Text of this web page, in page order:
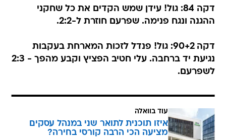
דקה 84: גול! עידן שמש הקדים את כל שחקני
ההגנה ונגח פנימה. שפרעם חוזרת ל-2:2.
דקה 90+2: גול! פנדל לזכות המארחת בעקבות
נגיעת יד ברחבה. עלי חטיב הפציץ וקבע מהפך - 2:3
לשפרעם.
עוד בוואלה
איזו תוכנית לתואר שני במנהל עסקים
מציעה הכי הרבה קורסי בחירה?